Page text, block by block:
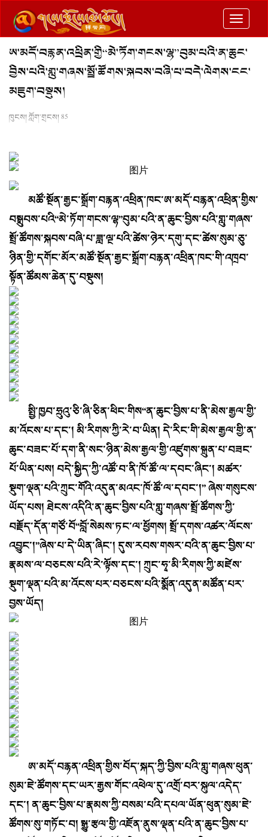
切
换
导
航
ཨ་མདོ་བརྙན་འཕྲིན་གྱི“མེ་ཏོག་གངས་ལྷ”བུམ་པའི་ན་ཆུང་
བྱིས་པའི་གླུ་གཞས་སྤྲོ་ཚོགས་སྐབས་བཞི་པ་བདེ་ལེགས་ངང་
མཇུག་བསྡུས།
ཁུངས། ཀློག་གྲངས།85
མཚོ་སྔོན་རྒྱང་སྒྲོག་བརྙན་འཕྲིན་ཁང་ཨ་མདོ་བརྙན་འཕྲིན་གྱིས་
བསྒྲུབས་པའི“མེ་ཏོག་གངས་ལྷ”བུམ་པའི་ན་ཆུང་བྱིས་པའི་གླུ་གཞས་
སྤྲོ་ཚོགས་སྐབས་བཞི་པ་ཟླ་ལྔ་པའི་ཚེས་ཉེར་དགུ་དང་ཚེས་སུམ་ཅུ་
ཉིན་གྱི་དགོང་མོར་མཚོ་སྔོན་རྒྱང་སྒྲོག་བརྙན་འཕྲིན་ཁང་གི་འཁྲབ་
སྟོན་ཚོམས་ཆེན་དུ་བསྡུས།
སྤྱི་ཁྱབ་ཧྲུའུ་ཅི་ཞི་ཅིན་ཕིང་གིས“ན་ཆུང་བྱིས་པ་ནི་མེས་རྒྱལ་གྱི་
མ་འོངས་པ་དང་། མི་རིགས་ཀྱི་རེ་བ་ཡིན། དེ་རིང་གི་མེས་རྒྱལ་གྱི་ན་
ཆུང་བཟང་པོ་དག་ནི་སང་ཉིན་མེས་རྒྱལ་གྱི་འཛུགས་སྐྲུན་པ་བཟང་
པོ་ཡིན་པས། བདེ་སྐྱིད་ཀྱི་འཚོ་བ་ནི་ཁོ་ཚོ་ལ་དབང་ཞིང་། མཚར་
སྡུག་ལྡན་པའི་ཀྲུང་གོའི་འདུན་མའང་ཁོ་ཚོ་ལ་དབང་།” ཞེས་གསུངས་
ཡོད་པས། ཐེངས་འདིའི་ན་ཆུང་བྱིས་པའི་གླུ་གཞས་སྤྲོ་ཚོགས་ཀྱི་
བརྗོད་དོན་གཙོ་བོ“བློ་སེམས་ཏང་ལ་ཕྱོགས། སྤྲོ་དགས་འཚར་ལོངས་
འབྱུང་།”ཞེས་པ་དེ་ཡིན་ཞིང་། དུས་རབས་གསར་བའི་ན་ཆུང་བྱིས་པ་
རྣམས་ལ་བཅངས་པའི་རེ་ལྟོས་དང་། ཀྲུང་ཧྭ་མི་རིགས་ཀྱི་མཛེས་
སྡུག་ལྡན་པའི་མ་འོངས་པར་བཅངས་པའི་སྨོན་འདུན་མཚོན་པར་
བྱས་ཡོད།
ཨ་མདོ་བརྙན་འཕྲིན་གྱིས་བོད་སྐད་ཀྱི་བྱིས་པའི་གླུ་གཞས་ཕུན་
སུམ་ཇེ་ཚོགས་དང་ཡར་རྒྱས་གོང་འཕེལ་དུ་འགྲོ་བར་སྐུལ་འདེད་
དང་། ན་ཆུང་བྱིས་པ་རྣམས་ཀྱི་བསམ་པའི་དཔལ་ཡོན་ཕུན་སུམ་ཇེ་
ཚོགས་སུ་གཏོང་བ། སྒྱུ་རྩལ་གྱི་འཇོན་ནུས་ལྡན་པའི་ན་ཆུང་བྱིས་པ་